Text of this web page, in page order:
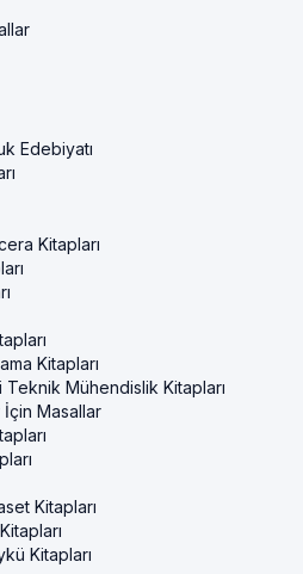
Edebiyatı
Kitapları
Kitapları
Mühendislik Kitapları
İçin Masallar
Kitapları
Kitapları